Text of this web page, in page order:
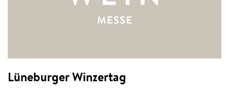
Lüneburger Winzertag